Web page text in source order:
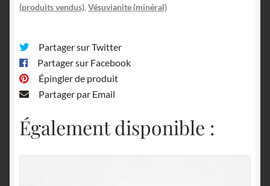
(produits vendus),Vésuvianite (minéral)
Partager sur Twitter
Partager sur Facebook
Épingler de produit
Partager par Email
Également disponible :